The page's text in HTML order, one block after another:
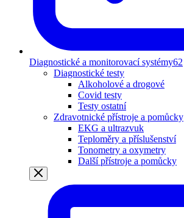
Diagnostické a monitorovací systémy62
Diagnostické testy
Alkoholové a drogové
Covid testy
Testy ostatní
Zdravotnické přístroje a pomůcky
EKG a ultrazvuk
Teploměry a příslušenství
Tonometry a oxymetry
Další přístroje a pomůcky